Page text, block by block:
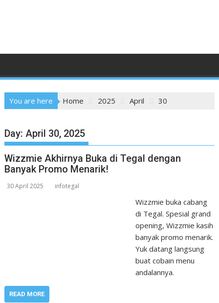
You are here Home 2025 April 30
Day:April 30, 2025
Wizzmie Akhirnya Buka di Tegal dengan
Banyak Promo Menarik!
30 April 2025 infotegal
Wizzmie buka cabang
di Tegal. Spesial grand
opening, Wizzmie kasih
banyak promo menarik.
Yuk datang langsung
buat cobain menu
andalannya.
READ MORE